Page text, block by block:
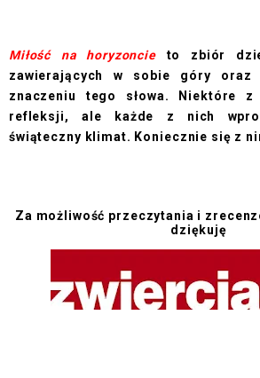
Miłość na horyzoncieto zbiór
zawierających w sobie góry oraz
znaczeniu tego słowa. Niektóre
refleksji, ale każde z nich
świąteczny klimat. Koniecznie się z
Za możliwość przeczytania i
dziękuję